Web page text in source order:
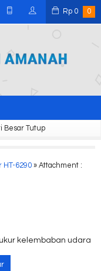
Rp 0 0
Besar Tutup
HT-6290 » Attachment :
kelembaban udara